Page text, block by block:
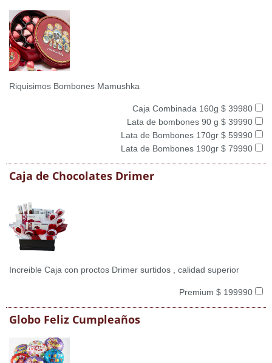
Riquisimos Bombones Mamushka
Caja Combinada 160g $ 39980
Lata de bombones 90 g $ 39990
Lata de Bombones 170gr $ 59990
Lata de Bombones 190gr $ 79990
Caja de Chocolates Drimer
Increible Caja con proctos Drimer surtidos , calidad superior
Premium $ 199990
Globo Feliz Cumpleaños